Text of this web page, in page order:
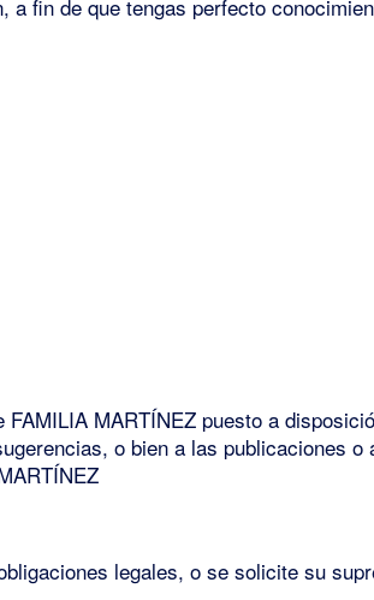
fin de que tengas perfecto
MARTÍNEZ puesto a
o bien a las publicaciones o
legales, o se solicite su